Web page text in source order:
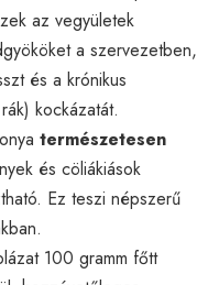
az vegyületek
a szervezetben,
és a krónikus
kockázatát.
természetesen
és cöliákiások
Ez teszi népszerű
100 gramm főtt